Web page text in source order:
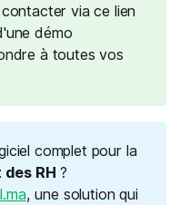
via ce lien
démo
à toutes vos
complet pour la
des RH ?
, une solution qui